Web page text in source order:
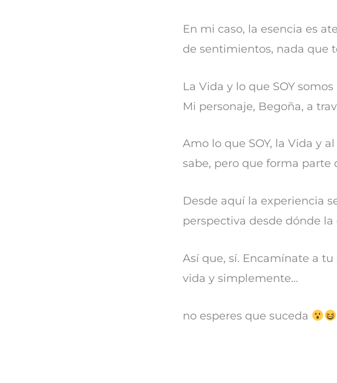
En mi caso, la esencia es
de sentimientos, nada que
La Vida y lo que SOY
Mi personaje, Begoña, a
Amo lo que SOY, la Vida y
sabe, pero que forma parte
Desde aquí la experiencia
perspectiva desde dónde
Así que, sí. Encamínate a
vida y simplemente…
no esperes que suceda